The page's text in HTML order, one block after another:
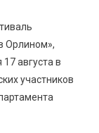
Орлином»,
августа в
участников